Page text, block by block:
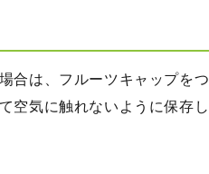
合は、フルーツキャップをつ
空気に触れないように保存し